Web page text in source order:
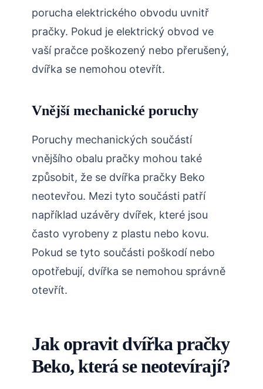
porucha elektrického obvodu uvnitř
pračky. Pokud je elektrický obvod ve
vaší pračce poškozený nebo přerušený,
dvířka se nemohou otevřít.
Vnější mechanické poruchy
Poruchy mechanických součástí
vnějšího obalu pračky mohou také
způsobit, že se dvířka pračky Beko
neotevřou. Mezi tyto součásti patří
například uzávěry dvířek, které jsou
často vyrobeny z plastu nebo kovu.
Pokud se tyto součásti poškodí nebo
opotřebují, dvířka se nemohou správně
otevřít.
Jak opravit dvířka pračky
Beko, která se neotevírají?